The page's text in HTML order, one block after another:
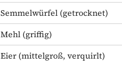
Semmelwürfel (getrocknet)
Mehl (griffig)
Eier (mittelgroß, verquirlt)